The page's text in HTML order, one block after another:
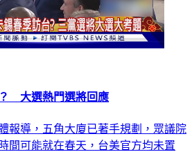
大選熱門選將回應
報導，五角大廈已著手規劃，眾議院
間可能就在春天，台美官方均未置